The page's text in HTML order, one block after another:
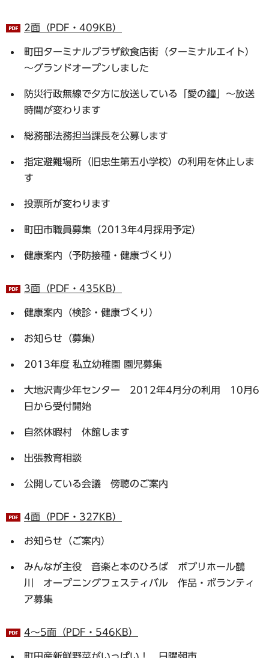
2面（PDF・409KB）
町田ターミナルプラザ飲食店街（ターミナルエイト）
～グランドオープンしました
防災行政無線で夕方に放送している「愛の鐘」～放送
時間が変わります
総務部法務担当課長を公募します
指定避難場所（旧忠生第五小学校）の利用を休止しま
す
投票所が変わります
町田市職員募集（2013年4月採用予定）
健康案内（予防接種・健康づくり）
3面（PDF・435KB）
健康案内（検診・健康づくり）
お知らせ（募集）
2013年度 私立幼稚園 園児募集
大地沢青少年センター 2012年4月分の利用 10月6
日から受付開始
自然休暇村 休館します
出張教育相談
公開している会議 傍聴のご案内
4面（PDF・327KB）
お知らせ（ご案内）
みんなが主役 音楽と本のひろば ポプリホール鶴
川 オープニングフェスティバル 作品・ボランティ
ア募集
4～5面（PDF・546KB）
町田産新鮮野菜がいっぱい！ 日曜朝市